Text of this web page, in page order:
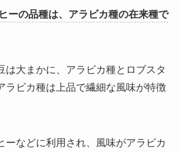
ーの品種は、アラビカ種の在来種で
は大まかに、アラビカ種とロブスタ
ラビカ種は上品で繊細な風味が特徴
ーなどに利用され、風味がアラビカ